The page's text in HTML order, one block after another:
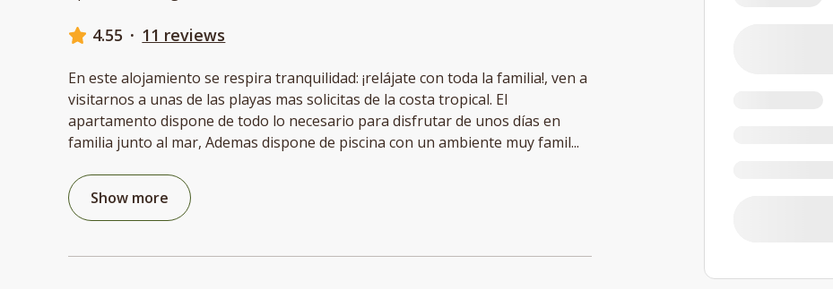
4.55 · 11 reviews
En este alojamiento se respira tranquilidad: ¡relájate con toda la familia!, ven a
visitarnos a unas de las playas mas solicitas de la costa tropical. El
apartamento dispone de todo lo necesario para disfrutar de unos días en
familia junto al mar, Ademas dispone de piscina con un ambiente muy famil...
Show more